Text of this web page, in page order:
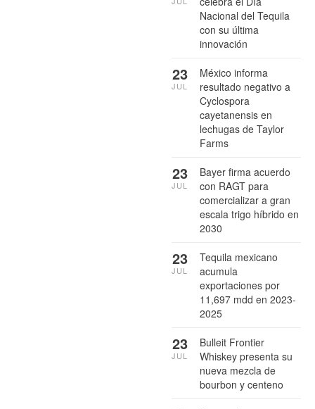
Nacional del Tequila
con su última
innovación
México informa
resultado negativo a
Cyclospora
cayetanensis en
lechugas de Taylor
Farms
23
JUL
Bayer firma acuerdo
con RAGT para
comercializar a gran
escala trigo híbrido en
2030
23
JUL
Tequila mexicano
acumula
exportaciones por
11,697 mdd en 2023-
2025
23
JUL
Bulleit Frontier
Whiskey presenta su
nueva mezcla de
bourbon y centeno
23
JUL